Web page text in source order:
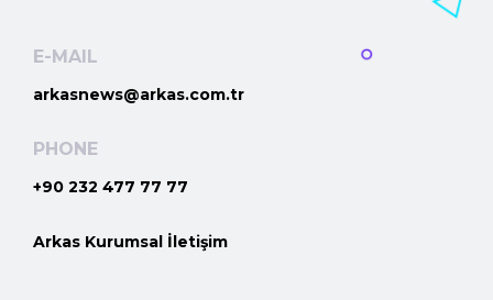
E-MAIL
arkasnews@arkas.com.tr
PHONE
+90 232 477 77 77
Arkas Kurumsal İletişim